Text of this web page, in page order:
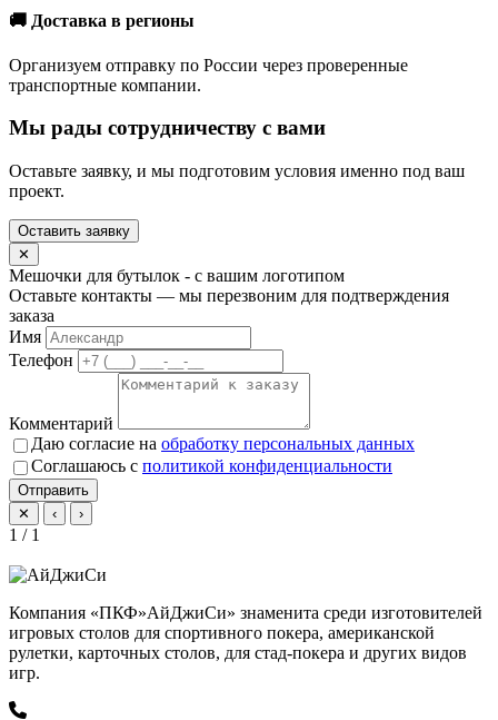
🚚 Доставка в регионы
Организуем отправку по России через проверенные
транспортные компании.
Мы рады сотрудничеству с вами
Оставьте заявку, и мы подготовим условия именно под ваш
проект.
Оставить заявку
✕
Мешочки для бутылок - с вашим логотипом
Оставьте контакты — мы перезвоним для подтверждения
заказа
Имя
Телефон
Комментарий
Даю согласие на обработку персональных данных
Соглашаюсь с политикой конфиденциальности
Отправить
✕
‹ ›
1 / 1
Компания «ПКФ»АйДжиСи» знаменита среди изготовителей
игровых столов для спортивного покера, американской
рулетки, карточных столов, для стад-покера и других видов
игр.